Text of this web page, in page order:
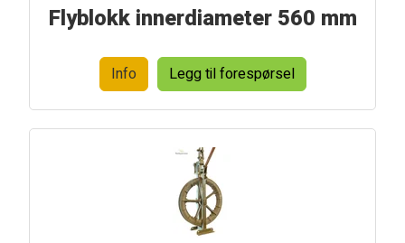
Flyblokk innerdiameter 560 mm
Info Legg til forespørsel